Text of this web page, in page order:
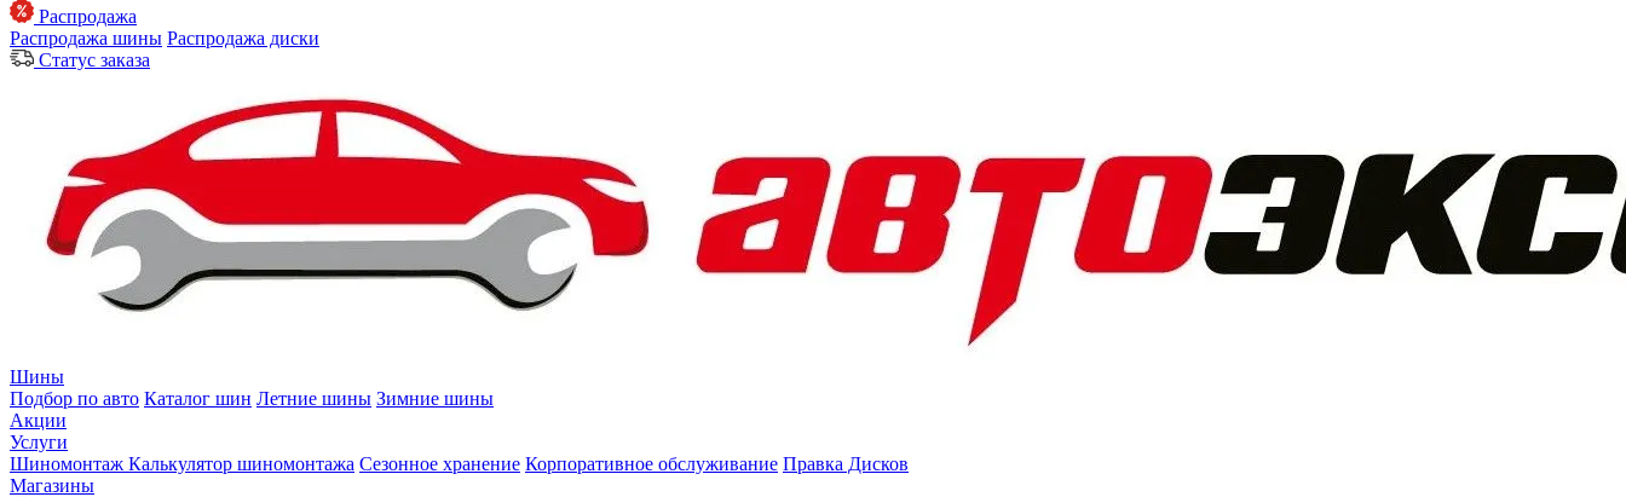
Распродажа
Распродажа шины Распродажа диски
Статус заказа
Шины
Подбор по авто Каталог шин Летние шины Зимние шины
Акции
Услуги
Шиномонтаж Калькулятор шиномонтажа Сезонное хранение Корпоративное обслуживание Правка Дисков
Магазины